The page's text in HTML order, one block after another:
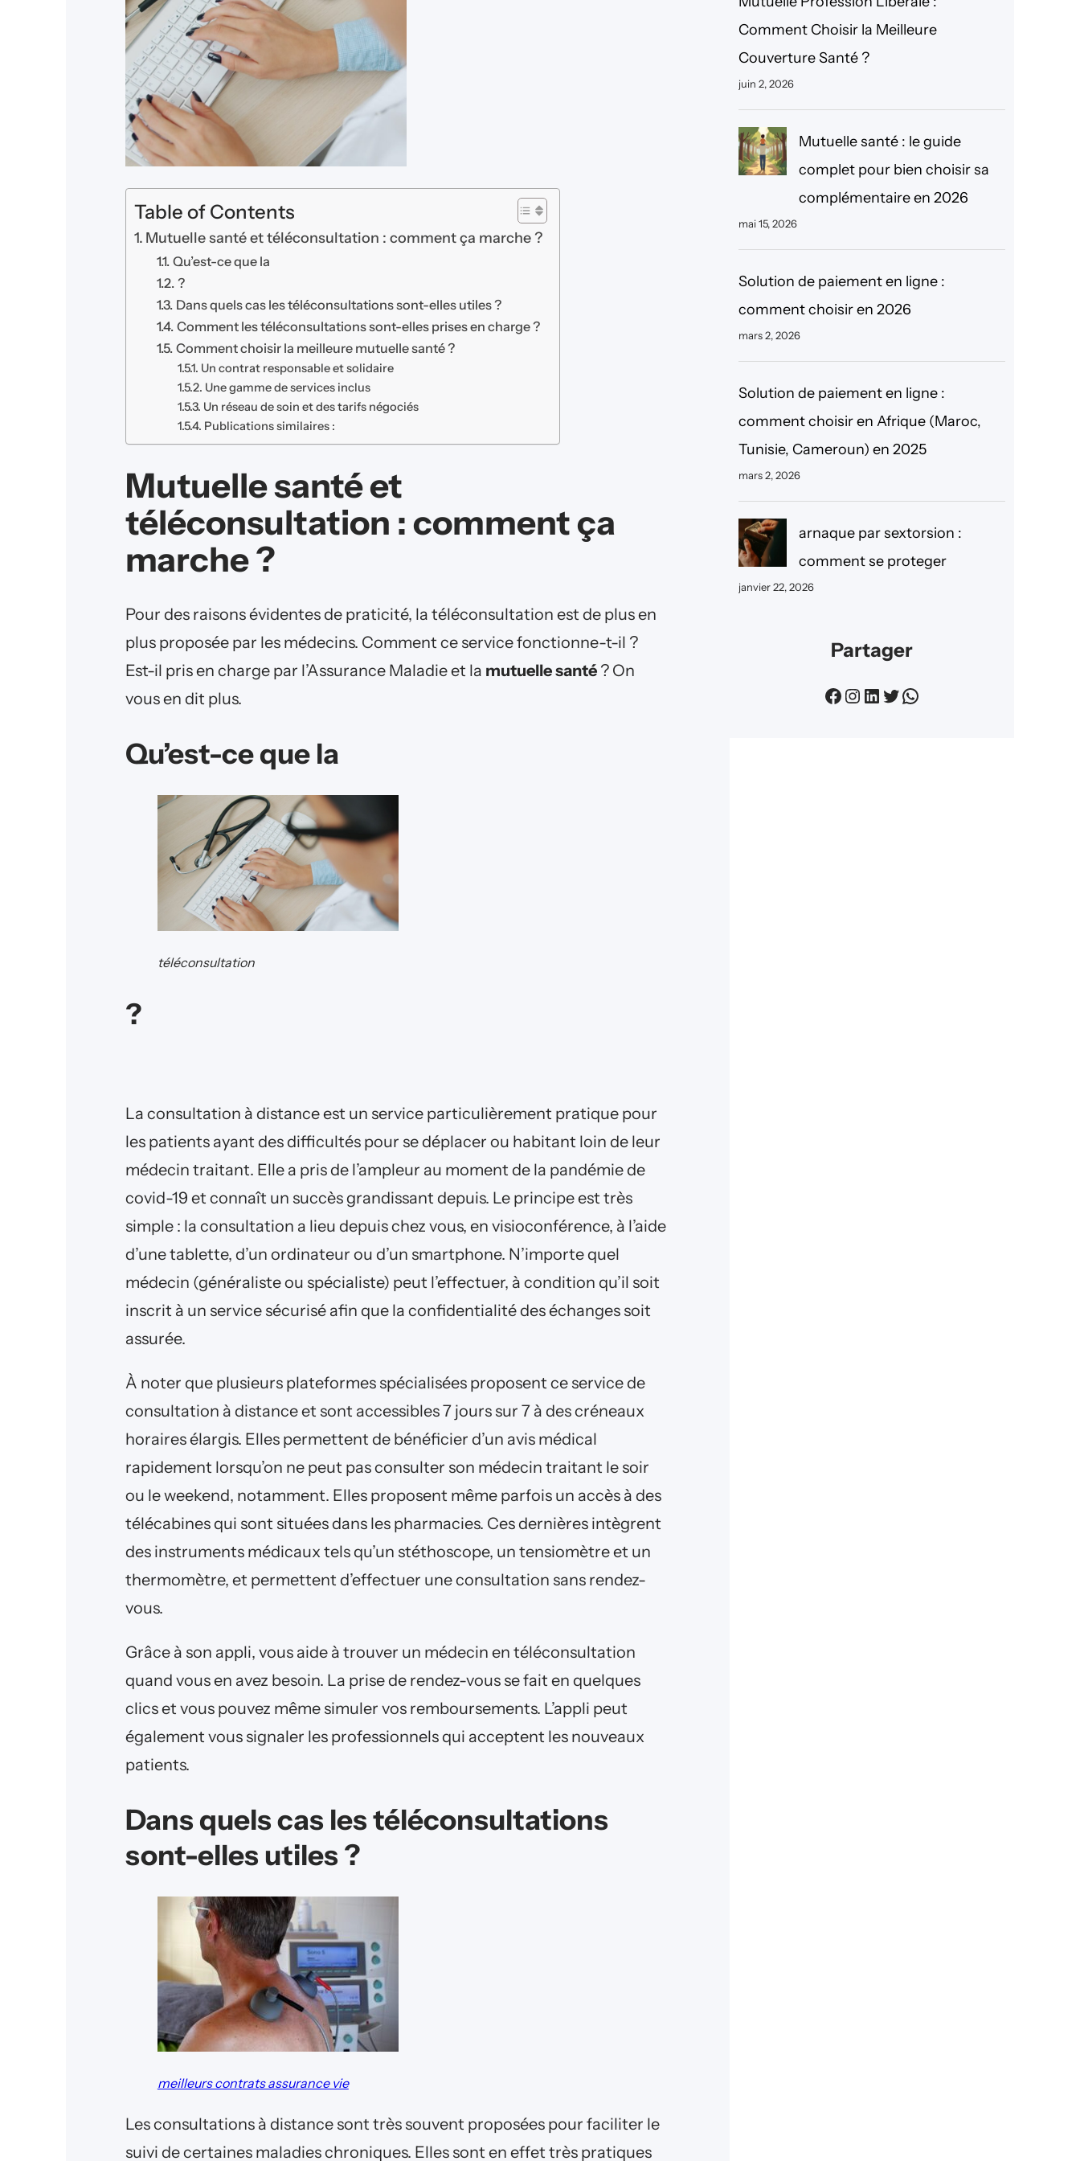
Table of Contents
Mutuelle santé et téléconsultation : comment ça marche ?
Qu’est-ce que la
?
Dans quels cas les téléconsultations sont-elles utiles ?
Comment les téléconsultations sont-elles prises en charge ?
Comment choisir la meilleure mutuelle santé ?
Un contrat responsable et solidaire
Une gamme de services inclus
Un réseau de soin et des tarifs négociés
Publications similaires :
Mutuelle santé et
téléconsultation : comment ça
marche ?
Pour des raisons évidentes de praticité, la téléconsultation est de plus en
plus proposée par les médecins. Comment ce service fonctionne-t-il ?
Est-il pris en charge par l’Assurance Maladie et la mutuelle santé? On
vous en dit plus.
Qu’est-ce que la
téléconsultation
?
La consultation à distance est un service particulièrement pratique pour
les patients ayant des difficultés pour se déplacer ou habitant loin de leur
médecin traitant. Elle a pris de l’ampleur au moment de la pandémie de
covid-19 et connaît un succès grandissant depuis. Le principe est très
simple : la consultation a lieu depuis chez vous, en visioconférence, à l’aide
d’une tablette, d’un ordinateur ou d’un smartphone. N’importe quel
médecin (généraliste ou spécialiste) peut l’effectuer, à condition qu’il soit
inscrit à un service sécurisé afin que la confidentialité des échanges soit
assurée.
À noter que plusieurs plateformes spécialisées proposent ce service de
consultation à distance et sont accessibles 7 jours sur 7 à des créneaux
horaires élargis. Elles permettent de bénéficier d’un avis médical
rapidement lorsqu’on ne peut pas consulter son médecin traitant le soir
ou le weekend, notamment. Elles proposent même parfois un accès à des
télécabines qui sont situées dans les pharmacies. Ces dernières intègrent
des instruments médicaux tels qu’un stéthoscope, un tensiomètre et un
thermomètre, et permettent d’effectuer une consultation sans rendez-
vous.
Grâce à son appli, vous aide à trouver un médecin en téléconsultation
quand vous en avez besoin. La prise de rendez-vous se fait en quelques
clics et vous pouvez même simuler vos remboursements. L’appli peut
également vous signaler les professionnels qui acceptent les nouveaux
patients.
Dans quels cas les téléconsultations
sont-elles utiles ?
meilleurs contrats assurance vie
Les consultations à distance sont très souvent proposées pour faciliter le
suivi de certaines maladies chroniques. Elles sont en effet très pratiques
r
c
h
e
r
Comment Choisir la Meilleure
Couverture Santé ?
juin 2, 2026
Mutuelle santé : le guide
complet pour bien choisir sa
complémentaire en 2026
mai 15, 2026
Solution de paiement en ligne :
comment choisir en 2026
mars 2, 2026
Solution de paiement en ligne :
comment choisir en Afrique (Maroc,
Tunisie, Cameroun) en 2025
mars 2, 2026
arnaque par sextorsion :
comment se proteger
janvier 22, 2026
Partager
Facebook Instagram LinkedIn Twitter WhatsApp